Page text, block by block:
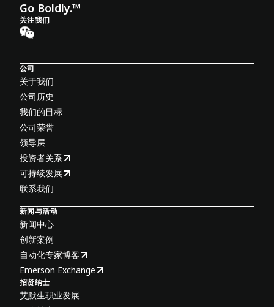
Go Boldly.™
关注我们
公司
关于我们
公司历史
我们的目标
公司荣誉
领导层
投资者关系
可持续发展
联系我们
新闻与活动
新闻中心
创新案例
自动化专家博客
Emerson Exchange
招贤纳士
艾默生职业发展